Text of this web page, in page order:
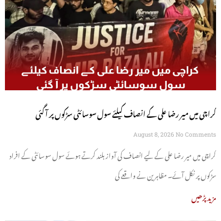
کراچی میں میر رضا علی کے انصاف کیلئے سول سوسائٹی سڑکوں پر آ گئی
August 8, 2026 No Comments
کراچی میں میر رضا علی کے لیے انصاف کی آواز بلند کرتے ہوئے سول سوسائٹی کے افراد
سڑکوں پر نکل آئے۔ مظاہرین نے واقعے کی
مزید پڑھیں